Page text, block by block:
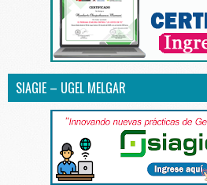
SIAGIE – UGEL MELGAR